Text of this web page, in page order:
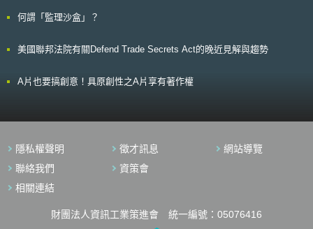
技術保持良好的應變能力。另一方面，韓國希望保持半導體記憶體
建立韓國主導之戰略技術標準化體系。 3. 建立任務導向的研發體系：MSIT
目標為創造15家以上的戰略技術獨角獸公司（unicorn start-up），以引領
何謂「監理沙盒」？
美國聯邦法院有關Defend Trade Secrets Act的晚近見解與趨勢
A片也要搞創意！具原創性之A片享有著作權
隱私權聲明 徵才訊息
網站導覽
聯絡我們
資策會
相關連結
財團法人資訊工業策進會 統一編號：05076416